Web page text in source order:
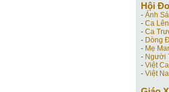
Hội
- Ánh
- Ca
- Ca
- Dòng
- Mẹ
- Người
- Việt
- Việt